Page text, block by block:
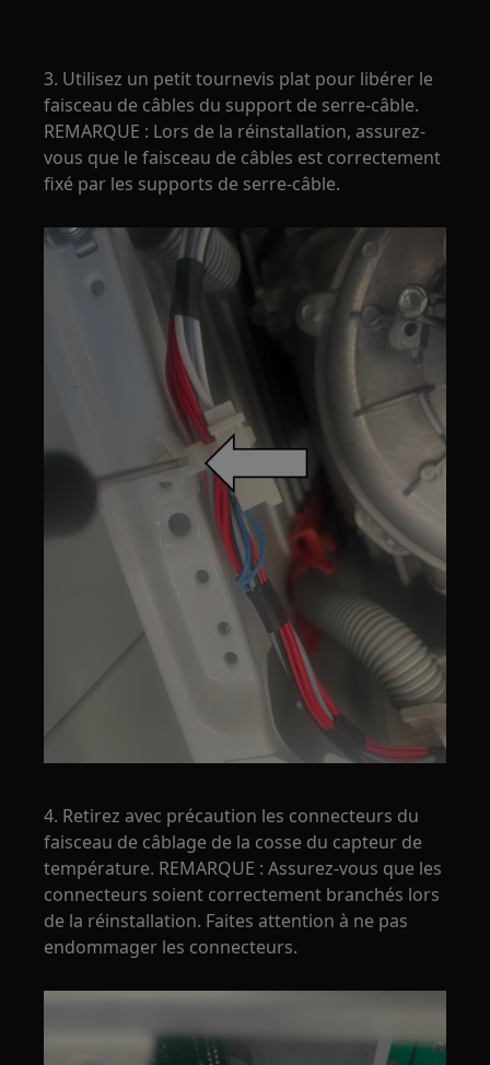
3. Utilisez un petit tournevis plat pour libérer le
faisceau de câbles du support de serre-câble.
REMARQUE : Lors de la réinstallation, assurez-
vous que le faisceau de câbles est correctement
fixé par les supports de serre-câble.
4. Retirez avec précaution les connecteurs du
faisceau de câblage de la cosse du capteur de
température. REMARQUE : Assurez-vous que les
connecteurs soient correctement branchés lors
de la réinstallation. Faites attention à ne pas
endommager les connecteurs.